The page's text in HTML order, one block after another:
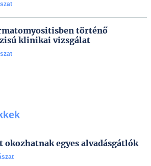
történő
klinikai vizsgálat
okozhatnak egyes alvadásgátlók